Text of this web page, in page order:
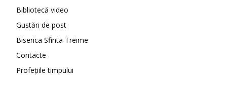
Bibliotecă video
Gustări de post
Biserica Sfinta Treime
Contacte
Profețiile timpului